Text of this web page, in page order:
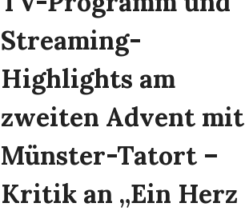
Streaming-
Highlights am
zweiten Advent mit
Münster-Tatort –
Kritik an „Ein Herz